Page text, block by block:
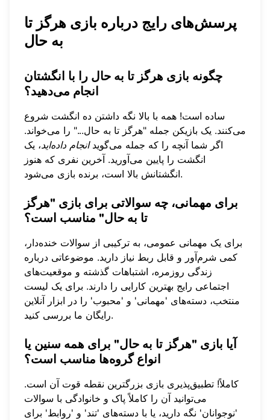
پرسش‌های رایج درباره بازی هرگز تا
به حال
چگونه بازی هرگز تا به حال را با انگشتان
انجام می‌دهید؟
ساده است! همه با بالا نگه داشتن ده انگشت شروع
می‌کنند. یک بازیکن جمله "هرگز تا به حال..." را می‌خواند.
اگر شما آنچه را که جمله می‌گویدانجام داده‌اید، یک
انگشت را پایین می‌آورید. آخرین نفری که هنوز
انگشتانش بالا است، برنده بازی می‌شود.
برای مهمانی، چه سوالاتی برای بازی "هرگز
تا به حال" مناسب است؟
برای یک مهمانی عمومی، به ترکیبی از سوالات خنده‌دار،
کمی شرم‌آور و قابل ربط نیاز دارید. موضوعاتی درباره
زندگی روزمره، اشتباهات گذشته و موقعیت‌های
اجتماعی رایج بهترین کارایی را دارند. برای یک لیست
منتخب، دسته‌های 'مهمانی' و 'محبوب' را در ابزار آنلاین
رایگانما بررسی کنید.
آیا بازی "هرگز تا به حال" برای همه سنین یا
انواع گروه‌ها مناسب است؟
کاملاً! تطبیق‌پذیری بازی بزرگترین نقطه قوت آن است.
می‌توانید آن را کاملاً پاک و خانوادگی با سوالات
'نوجوانان' نگه دارید، یا با دسته‌های 'تند' و 'روابط' برای